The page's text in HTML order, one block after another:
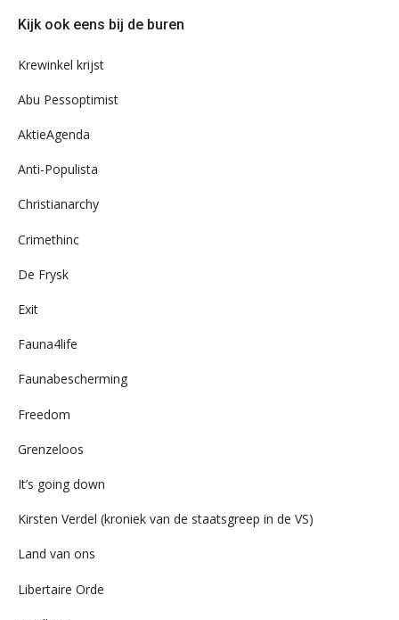
ons
Kijk ook eens bij de buren
Krewinkel krijst
Abu Pessoptimist
AktieAgenda
Anti-Populista
Christianarchy
Crimethinc
De Frysk
Exit
Fauna4life
Faunabescherming
Freedom
Grenzeloos
It’s going down
Kirsten Verdel (kroniek van de staatsgreep in de VS)
Land van ons
Libertaire Orde